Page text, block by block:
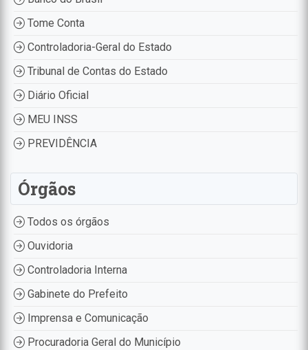
Tome Conta
Controladoria-Geral do Estado
Tribunal de Contas do Estado
Diário Oficial
MEU INSS
PREVIDÊNCIA
Órgãos
Todos os órgãos
Ouvidoria
Controladoria Interna
Gabinete do Prefeito
Imprensa e Comunicação
Procuradoria Geral do Município